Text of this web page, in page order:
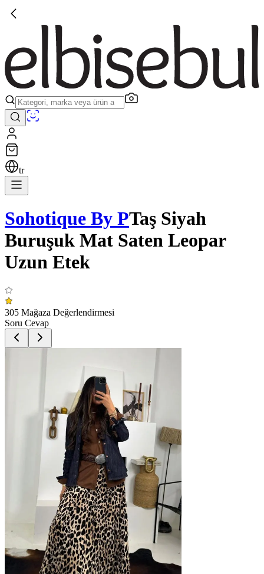
tr
Sohotique By PTaş Siyah
Buruşuk Mat Saten Leopar
Uzun Etek
305 Mağaza Değerlendirmesi
Soru Cevap